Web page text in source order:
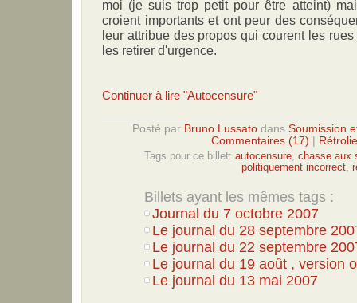
moi (je suis trop petit pour être atteint)
croient importants et ont peur des
leur attribue des propos qui courent les
les retirer d'urgence.
Continuer à lire "Autocensure"
Posté par Bruno Lussatodans Soumission
Commentaires (17)
Tags pour ce billet: autocensure chasse aux
politiquement incorrect
Billets ayant les mêmes tags :
Journal du 7 octobre 2007
Le journal du 28 septembre
Le journal du 22 septembre
Le journal du 19 août , version
Le journal du 13 mai 2007